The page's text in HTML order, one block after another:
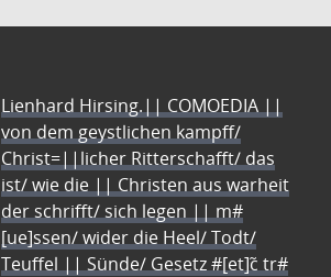
Lienhard Hirsing.|| COMOEDIA ||
von dem geystlichen kampff/
Christ=||licher Ritterschafft/ das
ist/ wie die || Christen aus warheit
der schrifft/ sich legen || m#
[ue]ssen/ wider die Heel/ Todt/
Teuffel || Sünde/ Gesetz #[et]c̃ tr#